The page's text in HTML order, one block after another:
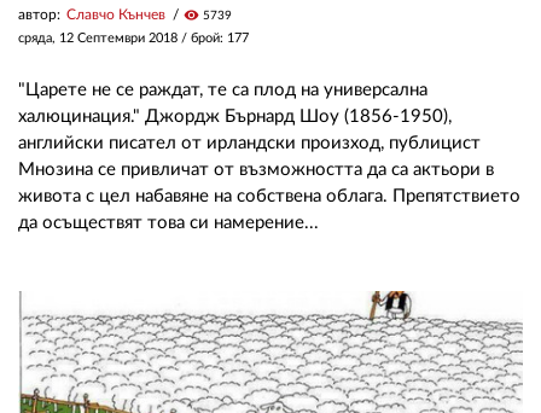
автор: Славчо Кънчев visibility 5739
сряда, 12 Септември 2018 / брой: 177
"Царете не се раждат, те са плод на универсална
халюцинация." Джордж Бърнард Шоу (1856-1950),
английски писател от ирландски произход, публицист
Мнозина се привличат от възможността да са актьори в
живота с цел набавяне на собствена облага. Препятствието
да осъществят това си намерение...